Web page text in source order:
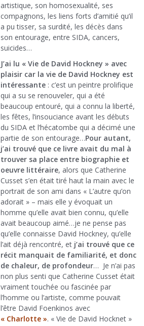
artistique, son homosexualité, ses
compagnons, les liens forts d’amitié qu’il
a pu tisser, sa surdité, les décès dans
son entourage, entre SIDA, cancers,
suicides…
J’ai lu « Vie de David Hockney » avec
plaisir car la vie de David Hockney est
intéressante : c’est un peintre prolifique
qui a su se renouveler, qui a été
beaucoup entouré, qui a connu la liberté,
les fêtes, l’insouciance avant les débuts
du SIDA et l’hécatombe qui a décimé une
partie de son entourage…Pour autant,
j’ai trouvé que ce livre avait du mal à
trouver sa place entre biographie et
oeuvre littéraire, alors que Catherine
Cusset s’en était tiré haut la main avec le
portrait de son ami dans « L’autre qu’on
adorait » – mais elle y évoquait un
homme qu’elle avait bien connu, qu’elle
avait beaucoup aimé…je ne pense pas
qu’elle connaisse David Hockney, qu’elle
l’ait déjà rencontré, et j’ai trouvé que ce
récit manquait de familiarité, et donc
de chaleur, de profondeur… Je n’ai pas
non plus senti que Catherine Cusset était
vraiment touchée ou fascinée par
l’homme ou l’artiste, comme pouvait
l’être David Foenkinos avec
« Charlotte ». « Vie de David Hocknet »